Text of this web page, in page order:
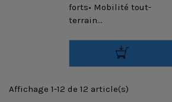
forts• Mobilité tout-
terrain...
Affichage 1-12 de 12 article(s)